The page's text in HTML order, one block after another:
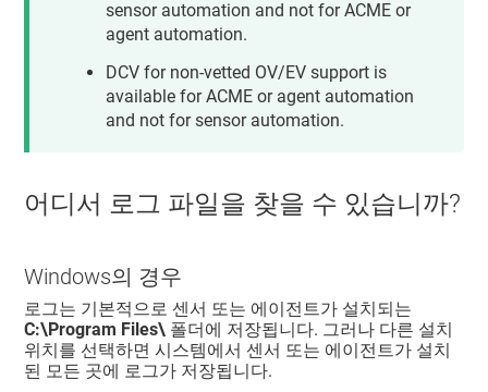
sensor automation and not for ACME or
agent automation.
DCV for non-vetted OV/EV support is
available for ACME or agent automation
and not for sensor automation.
어디서 로그 파일을 찾을 수 있습니까?
Windows의 경우
로그는 기본적으로 센서 또는 에이전트가 설치되는
C:\Program Files\ 폴더에 저장됩니다. 그러나 다른 설치
위치를 선택하면 시스템에서 센서 또는 에이전트가 설치
된 모든 곳에 로그가 저장됩니다.